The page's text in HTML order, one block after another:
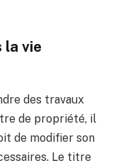
la vie
des travaux
de propriété, il
de modifier son
Le titre